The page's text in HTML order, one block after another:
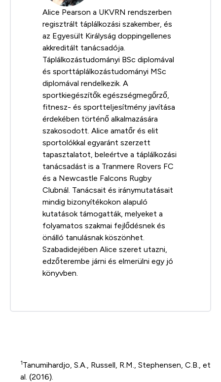
Alice Pearson a UKVRN rendszerben
regisztrált táplálkozási szakember, és
az Egyesült Királyság doppingellenes
akkreditált tanácsadója.
Táplálkozástudományi BSc diplomával
és sporttáplálkozástudományi MSc
diplomával rendelkezik. A
sportkiegészítők egészségmegőrző,
fitnesz- és sportteljesítmény javítása
érdekében történő alkalmazására
szakosodott. Alice amatőr és elit
sportolókkal egyaránt szerzett
tapasztalatot, beleértve a táplálkozási
tanácsadást is a Tranmere Rovers FC
és a Newcastle Falcons Rugby
Clubnál. Tanácsait és iránymutatásait
mindig bizonyítékokon alapuló
kutatások támogatták, melyeket a
folyamatos szakmai fejlődésnek és
önálló tanulásnak köszönhet.
Szabadidejében Alice szeret utazni,
edzőterembe járni és elmerülni egy jó
könyvben.
1Tanumihardjo, S.A., Russell, R.M., Stephensen, C.B., et
al. (2016).